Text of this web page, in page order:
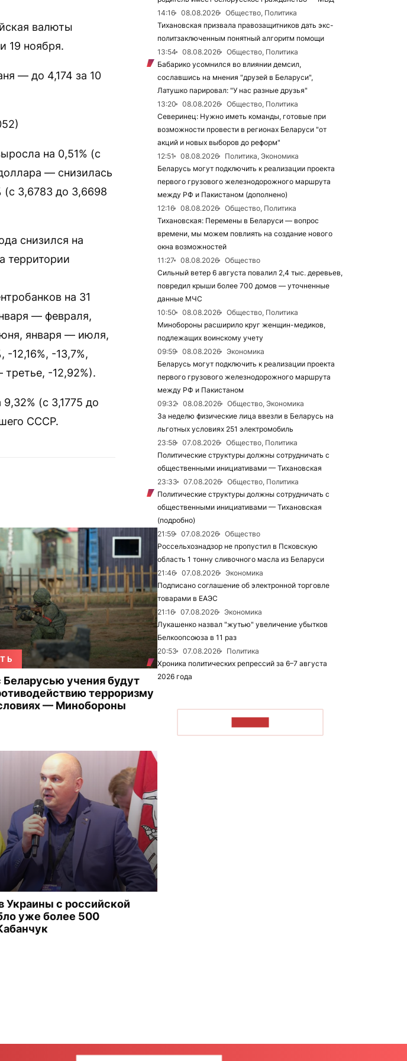
валюты
19 ноября.
— до 4,174 за 10
на 0,51% (с
— снизилась
(с 3,6783 до 3,6698
снизился на
территории
на 31
— февраля,
января — июля,
12,16%, -13,7%,
третье, -12,92%).
(с 3,1775 до
СССР.
учения будут
терроризму
— Минобороны
Украины с российской
уже более 500
14:16
08.08.2026
Общество, Политика
Тихановская призвала правозащитников дать экс-
политзаключенным понятный алгоритм помощи
13:54
08.08.2026
Общество, Политика
Бабарико усомнился во влиянии демсил,
сославшись на мнения "друзей в Беларуси",
Латушко парировал: "У нас разные друзья"
13:20
08.08.2026
Общество, Политика
Северинец: Нужно иметь команды, готовые при
возможности провести в регионах Беларуси "от
акций и новых выборов до реформ"
12:51
08.08.2026
Политика, Экономика
Беларусь могут подключить к реализации проекта
первого грузового железнодорожного маршрута
между РФ и Пакистаном (дополнено)
12:16
08.08.2026
Общество, Политика
Тихановская: Перемены в Беларуси — вопрос
времени, мы можем повлиять на создание нового
окна возможностей
11:27
08.08.2026
Общество
Сильный ветер 6 августа повалил 2,4 тыс. деревьев,
повредил крыши более 700 домов — уточненные
данные МЧС
10:50
08.08.2026
Общество, Политика
Минобороны расширило круг женщин-медиков,
подлежащих воинскому учету
09:59
08.08.2026
Экономика
Беларусь могут подключить к реализации проекта
первого грузового железнодорожного маршрута
между РФ и Пакистаном
09:32
08.08.2026
Общество, Экономика
За неделю физические лица ввезли в Беларусь на
льготных условиях 251 электромобиль
23:58
07.08.2026
Общество, Политика
Политические структуры должны сотрудничать с
общественными инициативами — Тихановская
23:33
07.08.2026
Общество, Политика
Политические структуры должны сотрудничать с
общественными инициативами — Тихановская
(подробно)
21:59
07.08.2026
Общество
Россельхознадзор не пропустил в Псковскую
область 1 тонну сливочного масла из Беларуси
21:46
07.08.2026
Экономика
Подписано соглашение об электронной торговле
товарами в ЕАЭС
21:16
07.08.2026
Экономика
Лукашенко назвал "жутью" увеличение убытков
Белкоопсоюза в 11 раз
20:53
07.08.2026
Политика
Хроника политических репрессий за 6–7 августа
2026 года